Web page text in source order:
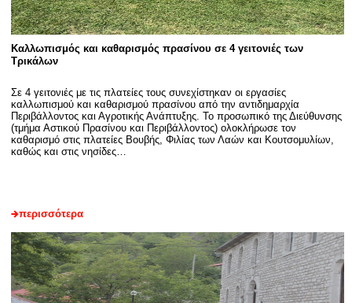
Καλλωπισμός και καθαρισμός πρασίνου σε 4 γειτονιές των
Τρικάλων
Σε 4 γειτονιές με τις πλατείες τους συνεχίστηκαν οι εργασίες
καλλωπισμού και καθαρισμού πρασίνου από την αντιδημαρχία
Περιβάλλοντος και Αγροτικής Ανάπτυξης. Το προσωπικό της Διεύθυνσης
(τμήμα Αστικού Πρασίνου και Περιβάλλοντος) ολοκλήρωσε τον
καθαρισμό στις πλατείες Βουβής, Φιλίας των Λαών και Κουτσομυλίων,
καθώς και στις νησίδες…
περισσότερα